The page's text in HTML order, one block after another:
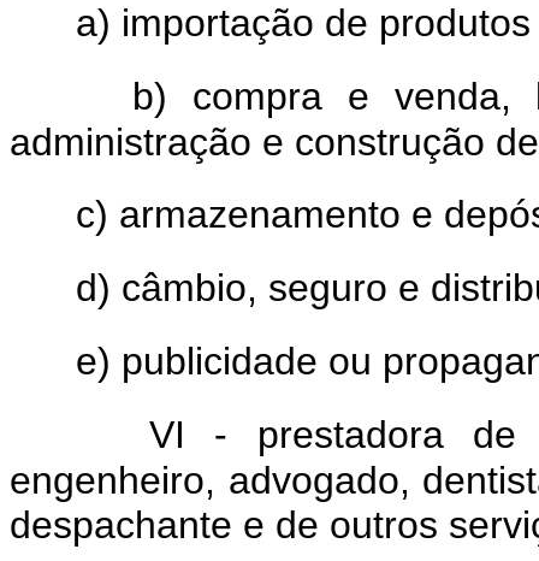
a) importação de
b) compra e venda,
administração e construção
c) armazenamento e
d) câmbio, seguro e
e) publicidade ou
VI - prestadora de
engenheiro, advogado,
despachante e de outros